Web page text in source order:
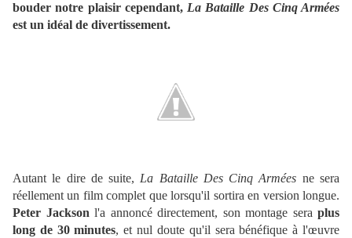
bouder notre plaisir cependant, La Bataille DesCinq Armées
est un idéal de divertissement.
Autant le dire de suite, La Bataille DesCinq Armées ne sera
réellement un film complet que lorsqu'il sortira en version longue.
Peter Jackson l'a annoncé directement, son montage sera plus
long de 30 minutes, et nul doute qu'il sera bénéfique à l'œuvre